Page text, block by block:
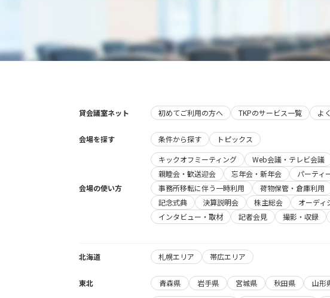
貸会議室ネット 初めてご利用の方へ TKPのサービス一覧 よ
会場を探す 条件から探す トピックス
会場の使い方
キックオフミーティング Web会議・テレビ会議
親睦会・歓送迎会
忘年会・新年会 パーティ
事務所移転に伴う一時利用
荷物保管・倉庫利用
記念式典
決算説明会 株主総会 オーディ
インタビュー・取材
記者会見 撮影・収録
北海道 札幌エリア 帯広エリア
東北 青森県 岩手県 宮城県 秋田県 山形